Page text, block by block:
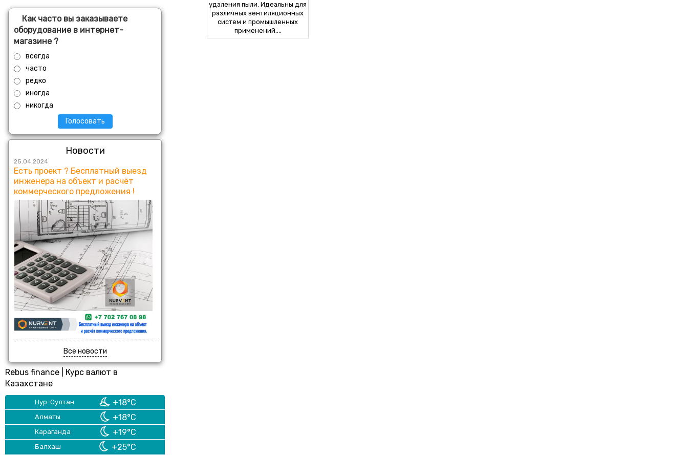
Как часто вы заказываете
оборудование в интернет-
магазине ?
всегда
часто
редко
иногда
никогда
Голосовать
Новости
25.04.2024
Есть проект ? Бесплатный выезд
инженера на объект и расчёт
коммерческого предложения !
Все новости
Rebus finance
Курс валют в
Казахстане
Нур-Султан +18°C
Алматы +18°C
Караганда +19°C
Балхаш +25°C
удаления пыли. Идеальны для
различных вентиляционных
систем и промышленных
применений....